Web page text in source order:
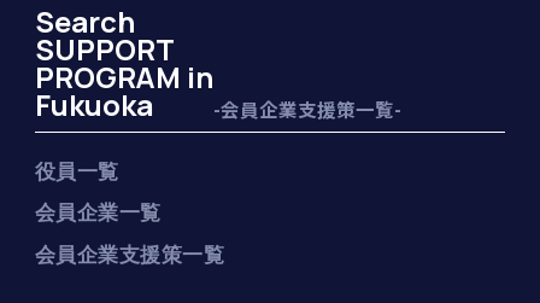
Search
SUPPORT
PROGRAM in
Fukuoka -会員企業支援策一覧-
役員一覧
会員企業一覧
会員企業支援策一覧